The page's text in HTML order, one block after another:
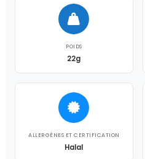
POIDS
22g
ALLERGÈNES ET CERTIFICATION
Halal